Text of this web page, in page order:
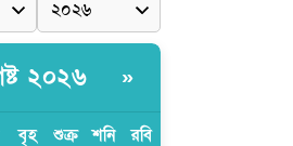
সাভারে এক বিশাল মানববন্ধন
এন্ড এন্ট্রাপ্রেনিয়র অ্যাওয়ার্ড–
অভিযান: বিদেশি
২০২৬ »
বৃহ শুক্র শনি রবি